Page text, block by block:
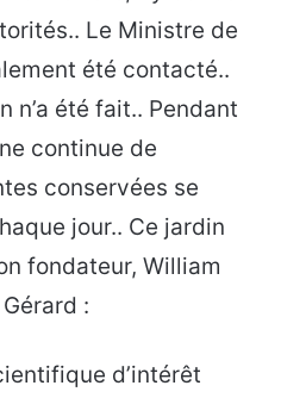
Le Ministre de
été contacté..
n’a été fait.. Pendant
continue de
conservées se
jour.. Ce jardin
fondateur, William
:
d’intérêt